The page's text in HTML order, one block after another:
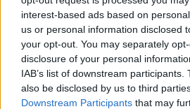
interest-based ads based on
us or personal information disclosed
your opt-out. You may separately
disclosure of your personal
IAB’s list of downstream
also be disclosed by us to third
Downstream Participants that may
Μάλιστα, στο τέλος της
Κασσελάκης παραχώρησε
πληροφορίες λένε πως
χόρεψαν!
Η δεύτερη μέρα και τι